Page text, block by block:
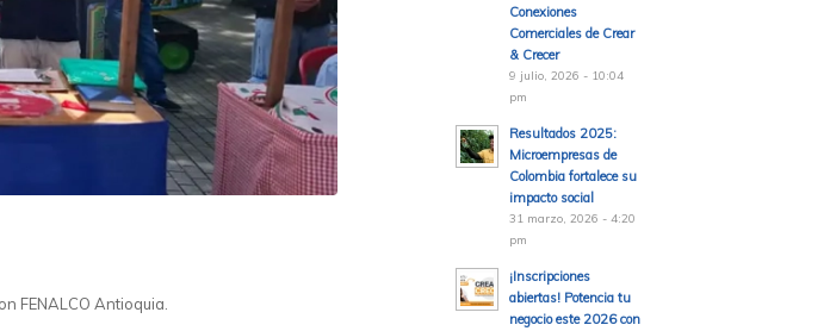
FENALCO Antioquia.
Conexiones
Comerciales de Crear
& Crecer
9 julio, 2026 - 10:04
pm
Resultados 2025:
Microempresas de
Colombia fortalece su
impacto social
31 marzo, 2026 - 4:20
pm
¡Inscripciones
abiertas! Potencia tu
negocio este 2026 con